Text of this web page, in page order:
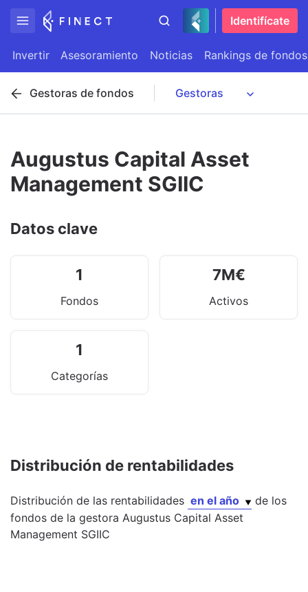
Identifícate
Invertir Asesoramiento Noticias Rankings de fondos
Gestoras de fondos
Augustus Capital Asset
Management SGIIC
Datos clave
1
Fondos
7M€
Activos
1
Categorías
Distribución de rentabilidades
Distribución de las rentabilidades en el año
de los
fondos de la gestora Augustus Capital Asset
Management SGIIC